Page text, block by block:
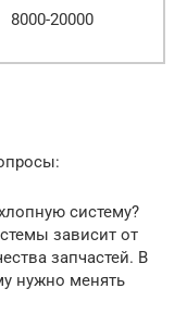
8000-20000
систему?
зависит от
запчастей. В
нужно менять